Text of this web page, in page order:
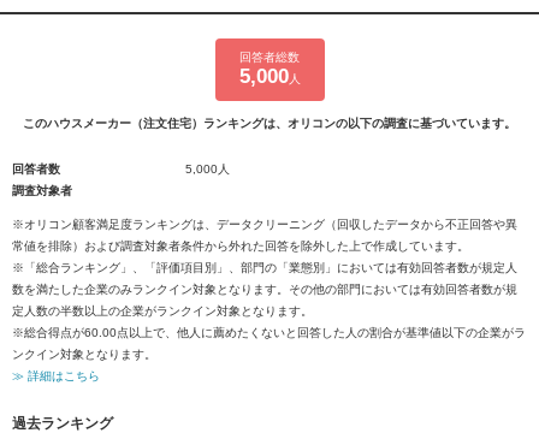
回答者総数
5,000人
このハウスメーカー（注文住宅）ランキングは、オリコンの以下の調査に基づいています。
回答者数
5,000人
調査対象者
※オリコン顧客満足度ランキングは、データクリーニング（回収したデータから不正回答や異
常値を排除）および調査対象者条件から外れた回答を除外した上で作成しています。
※「総合ランキング」、「評価項目別」、部門の「業態別」においては有効回答者数が規定人
数を満たした企業のみランクイン対象となります。その他の部門においては有効回答者数が規
定人数の半数以上の企業がランクイン対象となります。
※総合得点が60.00点以上で、他人に薦めたくないと回答した人の割合が基準値以下の企業がラ
ンクイン対象となります。
≫ 詳細はこちら
過去ランキング